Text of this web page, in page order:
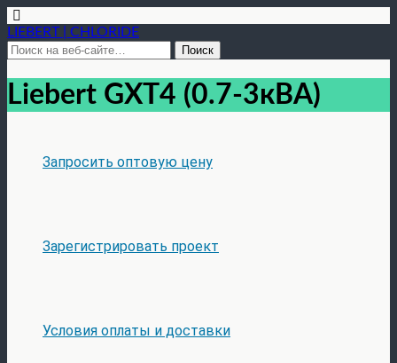
LIEBERT | CHLORIDE
Liebert GXT4 (0.7-3кВА)
Запросить оптовую цену
Зарегистрировать проект
Условия оплаты и доставки